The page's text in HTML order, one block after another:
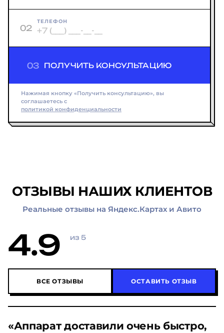
02
ТЕЛЕФОН
03 ПОЛУЧИТЬ КОНСУЛЬТАЦИЮ
Нажимая кнопку «Получить консультацию», вы
соглашаетесь с
политикой конфиденциальности
ОТЗЫВЫ НАШИХ КЛИЕНТОВ
Реальные отзывы на Яндекс.Картах и Авито
4.9 из 5
ВСЕ ОТЗЫВЫ ОСТАВИТЬ ОТЗЫВ
«Аппарат доставили очень быстро,